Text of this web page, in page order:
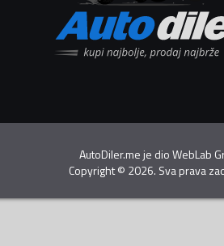
AutoDiler.me je dioWebLab
Copyright© 2026. Sva prava